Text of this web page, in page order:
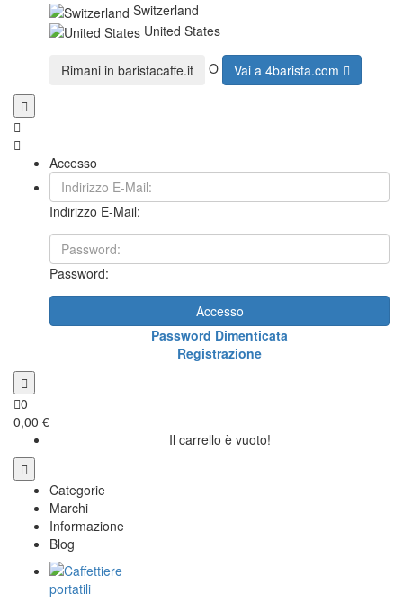
Switzerland
United States
Rimani in baristacaffe.it O Vai a 4barista.com
Accesso
Indirizzo E-Mail:
Password:
Accesso
Password Dimenticata
Registrazione
0
0,00 €
Il carrello è vuoto!
Categorie
Marchi
Informazione
Blog